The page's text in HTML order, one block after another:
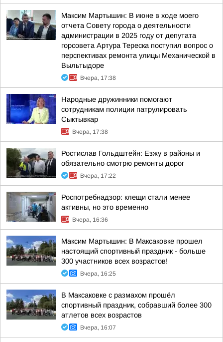
Максим Мартышин: В июне в ходе моего
отчета Совету города о деятельности
администрации в 2025 году от депутата
горсовета Артура Тереска поступил вопрос о
перспективах ремонта улицы Механической в
Выльтыдоре
Вчера, 17:38
Народные дружинники помогают
сотрудникам полиции патрулировать
Сыктывкар
Вчера, 17:38
Ростислав Гольдштейн: Езжу в районы и
обязательно смотрю ремонты дорог
Вчера, 17:22
Роспотребнадзор: клещи стали менее
активны, но это временно
Вчера, 16:36
Максим Мартышин: В Максаковке прошел
настоящий спортивный праздник - больше
300 участников всех возрастов!
Вчера, 16:25
В Максаковке с размахом прошёл
спортивный праздник, собравший более 300
атлетов всех возрастов
Вчера, 16:07